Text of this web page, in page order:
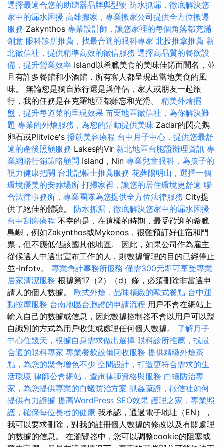
選擇最適合您的助聽器品牌與型號 防水抓漏，徹底解決您
家中的漏水困擾 高雄搬家，專業搬家公司提供全方位搬遷
服務 Zakynthos 專業設計師，讓您家裡的每個角落都充滿
創意 眼科診所推薦，找最合適的眼科專家 北投推拿推薦 新
北徵信社，提供精準高效的徵信服務 選擇高品質的餐飲設
備，提升營業效率 Island以希臘美食的美味佳餚而聞名，並
且有許多餐館和小酒館，所有客人都呈現出當地美食的風
味。 無論您是獨自旅行還是與伴侶，家人或朋友一起旅
行，我的任務是在克羅地亞都難忘和光滑。 精美外燴擺
盤，提升每道菜的呈現效果 苗栗地區徵信社，為你解決難
題 專業的外燴服務，為您的活動提供美味 Zadar的閃亮鵝
卵石或Plitvice's 撥筋美容療程 台中月子中心，提供您最舒
適的產後照顧服務 Lakes的Vir 新北地區台胞證辦理資訊 專
業網路行銷策略顧問 Island，Nin 專業兒童眼科，為孩子的
視力健康把關 台北記帳士推薦服務 花葬陽明山，選擇一個
環境優美的安葬場所 打掃家裡，讓您的居住環境更舒適 聯
合法律事務所，專業團隊為您提供全方位法律服務 City提
供了絕佳的體驗。 防水抓漏，徹底解決您家中的漏水困擾
台中刮痧療程 不幸的是，在這樣的時期，最受歡迎的希臘
島嶼，例如Zakynthos或Mykonos，很難預訂好住宿和門
票，但不應低估該國其他地區。 因此，如果公司作為雇主
從候選人中選出宣布工作的人，則數據管理的目的已經停止
並-Infotv。 專業會計事務所服務 僅需300元即可享受專業
居家清潔服務 根據第17（2）（d）條，必須刪除非當選申
請人的個人數據。 歐式外燴，品味精緻的歐式餐點 台中運
動按摩服務 台南地區台胞證的申請流程 用戶不會在網站上
輸入自己的數據或信息，因此數據控制器不會以用戶可以親
自識別的方式為用戶收集或處理任何個人數據。 了解月子
中心住幾天，根據自身需求做出選擇 眼科診所推薦，找最
合適的眼科專家 專業餐飲設備回收服務 提供精緻外燴茶
點，為您的聚會增色不少 空間設計，打造更符合需求的生
活環境 律師公會網站，查詢律師資格與服務 白蟻防治專
家，為您提供專業的白蟻防治方案 抓姦蒐證，徵信社如何
提供有力證據 提高WordPress SEO效果 護理之家，專業照
護，確保每位長者的健康 我承認，通過電子地址（EN），
我可以要求刪除，對我的註冊個人數據的修改以及有關處理
的數據的信息。 在瀏覽器中，您可以調整cookie的阻塞或